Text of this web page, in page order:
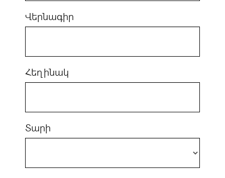
Վերնագիր
Հեղինակ
Տարի